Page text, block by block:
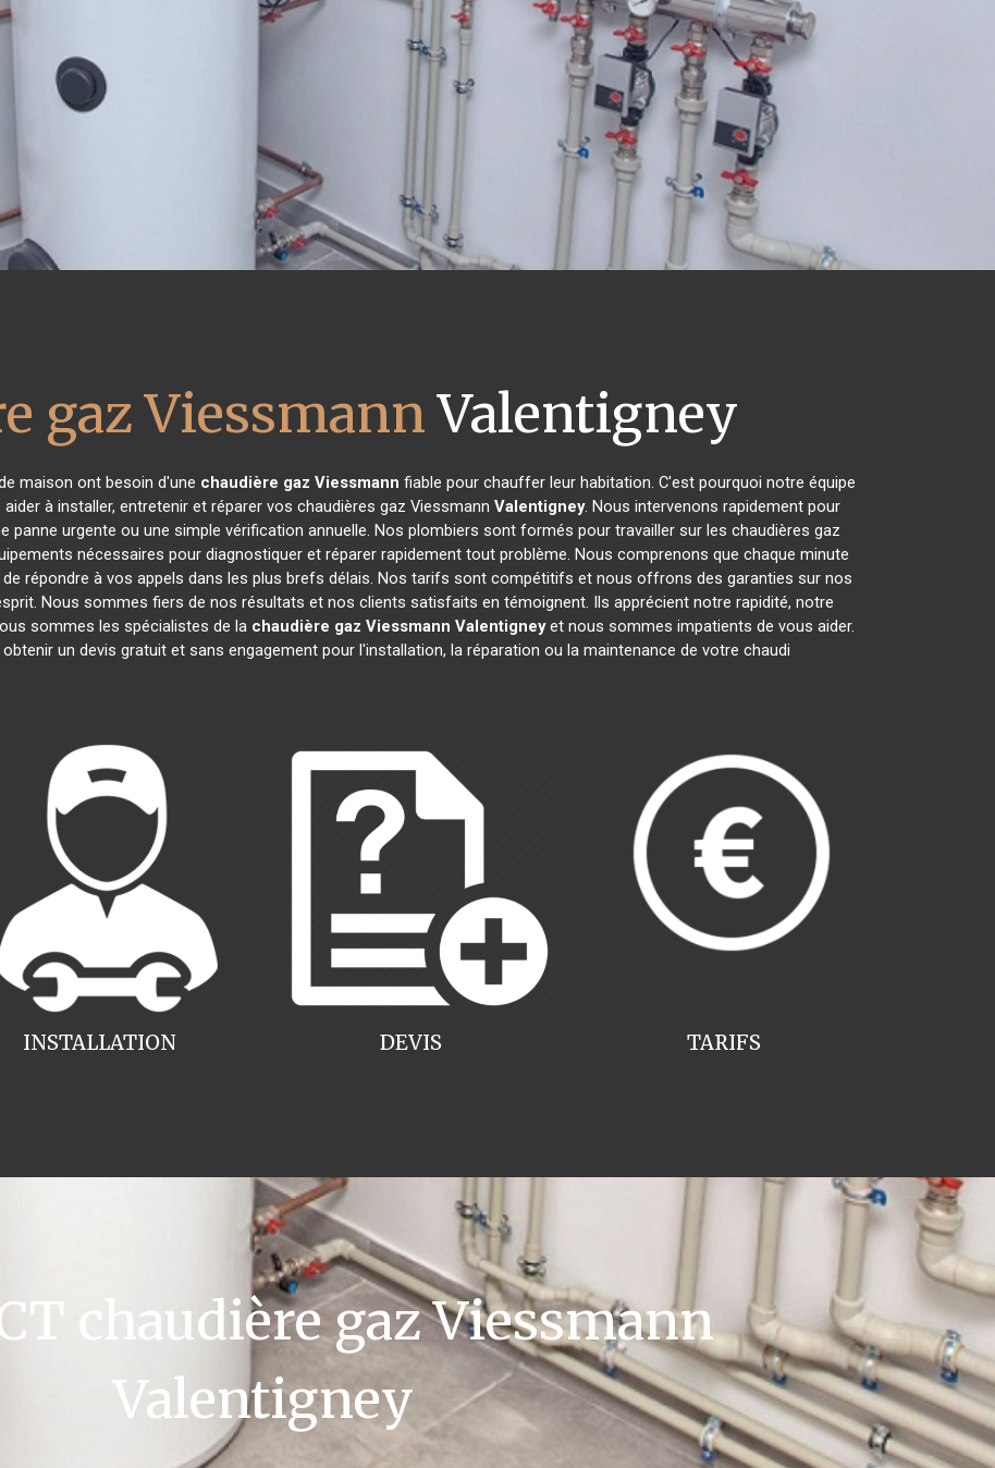
gaz ViessmannValentigney
maison ont besoin d'une chaudière gaz Viessmann fiable pour chauffer leur habitation. C'est pourquoi notre équipe
à installer, entretenir et réparer vos chaudières gaz Viessmann Valentigney. Nous intervenons rapidement pour
panne urgente ou une simple vérification annuelle. Nos plombiers sont formés pour travailler sur les chaudières gaz
nécessaires pour diagnostiquer et réparer rapidement tout problème. Nous comprenons que chaque minute
répondre à vos appels dans les plus brefs délais. Nos tarifs sont compétitifs et nous offrons des garanties sur nos
Nous sommes fiers de nos résultats et nos clients satisfaits en témoignent. Ils apprécient notre rapidité, notre
sommes les spécialistes de la chaudière gaz Viessmann Valentigneyet nous sommes impatients de vous aider.
un devis gratuit et sans engagement pour l'installation, la réparation ou la maintenance de votre chaudi
INSTALLATION TARIFS
DEVIS
chaudière gaz Viessmann
Valentigney